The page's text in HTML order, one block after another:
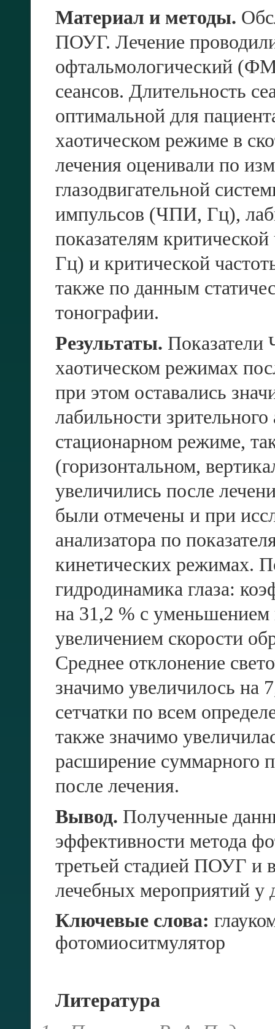
Материал и методы.
ПОУГ. Лечение
офтальмологический
сеансов. Длительность
оптимальной для
хаотическом режиме в
лечения оценивали по
глазодвигательной
импульсов (ЧПИ, Гц),
показателям
Гц) и критической
также по данным
тонографии.
Результаты. Показатели
хаотическом режимах
при этом оставались
лабильности
стационарном режиме,
(горизонтальном,
увеличились после
были отмечены и при
анализатора по
кинетических режимах.
гидродинамика глаза:
на 31,2 % с уменьшением
увеличением скорости
Среднее отклонение
значимо увеличилось на
сетчатки по всем
также значимо
расширение суммарного
после лечения.
Вывод. Полученные
эффективности метода
третьей стадией ПОУГ и
лечебных мероприятий у
Ключевые слова:
фотомиоситмулятор
Литература